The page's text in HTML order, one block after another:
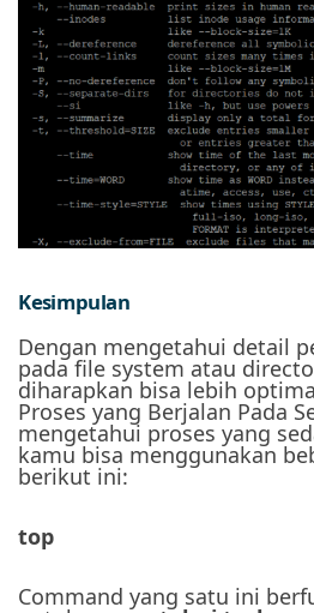
Kesimpulan
Dengan mengetahui detail
pada file system atau
diharapkan bisa lebih
Proses yang Berjalan Pada
mengetahui proses yang
kamu bisa menggunakan
berikut ini:
top
Command yang satu ini